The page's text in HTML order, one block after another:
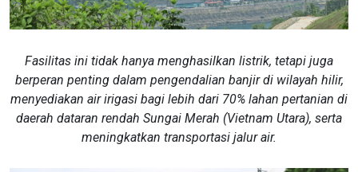
​​​​​​Fasilitas ini tidak hanya menghasilkan listrik, tetapi juga
berperan penting dalam pengendalian banjir di wilayah hilir,
menyediakan air irigasi bagi lebih dari 70% lahan pertanian di
daerah dataran rendah Sungai Merah (Vietnam Utara), serta
meningkatkan transportasi jalur air.